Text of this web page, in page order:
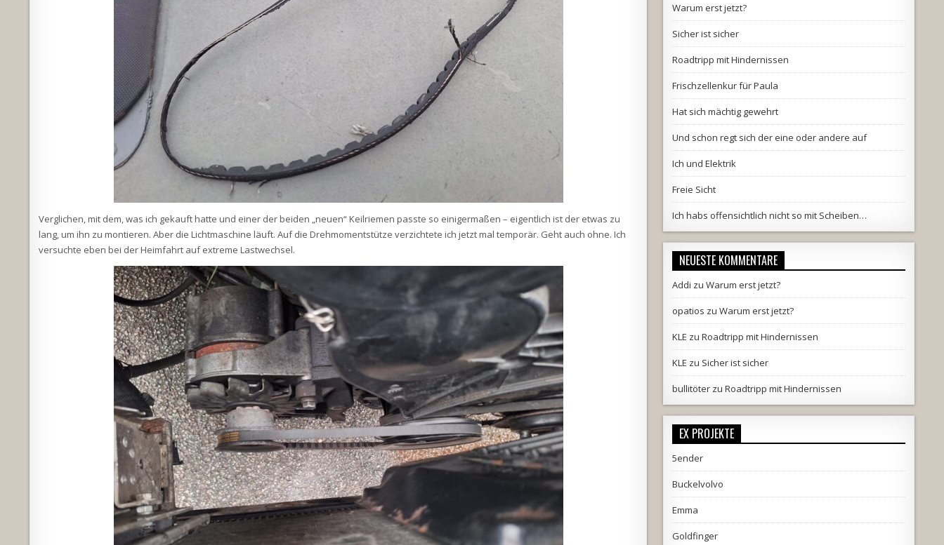
Verglichen, mit dem, was ich gekauft hatte und einer der beiden „neuen“ Keilriemen passte so einigermaßen – eigentlich ist der etwas zu
lang, um ihn zu montieren. Aber die Lichtmaschine läuft. Auf die Drehmomentstütze verzichtete ich jetzt mal temporär. Geht auch ohne. Ich
versuchte eben bei der Heimfahrt auf extreme Lastwechsel.
Warum erst jetzt?
Sicher ist sicher
Roadtripp mit Hindernissen
Frischzellenkur für Paula
Hat sich mächtig gewehrt
Und schon regt sich der eine oder andere auf
Ich und Elektrik
Freie Sicht
Ich habs offensichtlich nicht so mit Scheiben…
NEUESTE KOMMENTARE
Addi zu Warum erst jetzt?
opatios zu Warum erst jetzt?
KLE zu Roadtripp mit Hindernissen
KLE zu Sicher ist sicher
bullitöterzu Roadtripp mit Hindernissen
EX PROJEKTE
5ender
Buckelvolvo
Emma
Goldfinger